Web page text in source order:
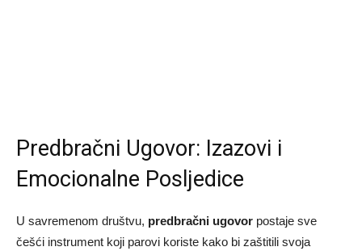
Predbračni Ugovor: Izazovi i
Emocionalne Posljedice
U savremenom društvu, predbračni ugovor postaje sve
češći instrument koji parovi koriste kako bi zaštitili svoja